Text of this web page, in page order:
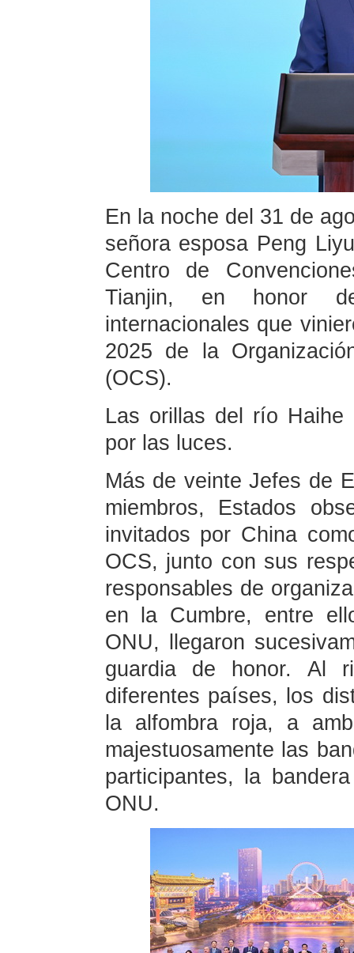
En la noche del 31 de
señora esposa Peng
Centro de
Tianjin, en honor
internacionales que
2025 de la
(OCS).
Las orillas del río Haihe
por las luces.
Más de veinte Jefes de
miembros, Estados
invitados por China
OCS, junto con sus
responsables de
en la Cumbre, entre
ONU, llegaron
guardia de honor. Al
diferentes países, los
la alfombra roja, a
majestuosamente las
participantes, la
ONU.